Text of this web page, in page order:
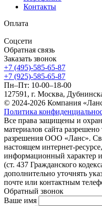
Контакты
Оплата
Соцсети
Обратная связь
Заказать звонок
+7 (495)-585-65-87
+7 (925)-585-65-87
Пн–Пт: 10-00–18-00
127591, г. Москва,
© 2024-2026 Компания
Политика
Все права защищены и
материалов сайта
разрешения ООО «Ланс».
настоящем интернет-
информационный характер
(ст. 437 Гражданского
дополнительно уточнять
почте или контактным
Обратный звонок
Ваше имя